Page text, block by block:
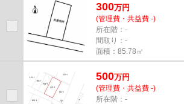
300万円
(管理費・共益費 -)
所在階：-
間取り：-
面積：85.78㎡
500万円
(管理費・共益費 -)
所在階：-